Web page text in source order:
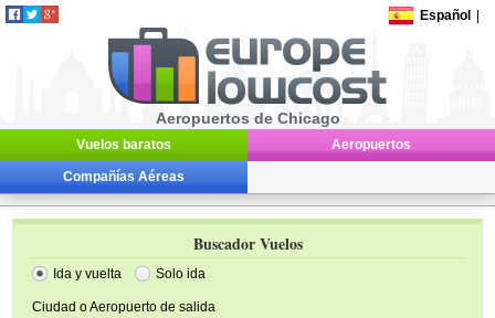
Español
Aeropuertos de Chicago
Vuelos baratos Aeropuertos
Compañías Aéreas
Buscador Vuelos
Ida y vuelta Solo ida
Ciudad o Aeropuerto de salida